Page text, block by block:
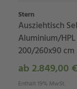
Stern
Ausziehtisch
Aluminium/
200/260x90 cm
ab 2.849,00 €
Enthält 19% MwSt.